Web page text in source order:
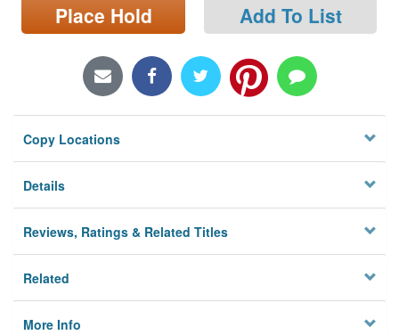
Locations/Hours (external
Place Hold Add To List
Copy Locations
Details
Reviews, Ratings & Related Titles
Related
More Info